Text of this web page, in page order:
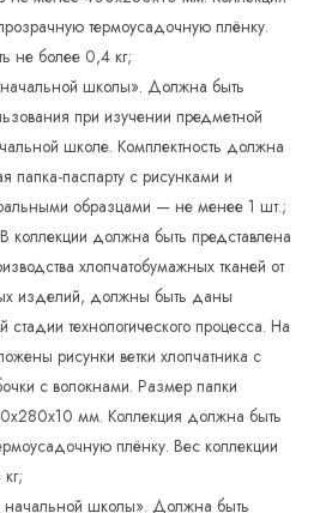
термоусадочную плёнку.
не более 0,4 кг;
школы». Должна быть
при изучении предметной
школе. Комплектность должна
паспарту с рисунками и
образцами — не менее 1 шт.;
должна быть представлена
хлопчатобумажных тканей от
изделий, должны быть даны
технологического процесса. На
рисунки ветки хлопчатника с
с волокнами. Размер папки
мм. Коллекция должна быть
плёнку. Вес коллекции
школы». Должна быть